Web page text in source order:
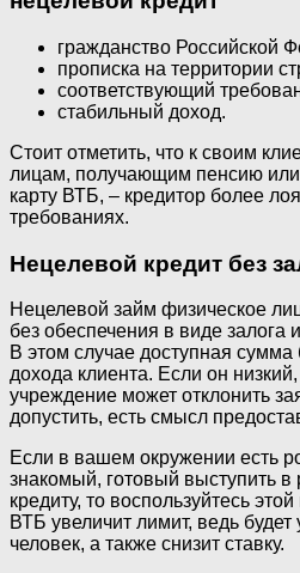
гражданство Российской
прописка на территории
соответствующий
стабильный доход.
Стоит отметить, что к своим
лицам, получающим пенсию или
карту ВТБ, – кредитор более
требованиях.
Нецелевой кредит без
Нецелевой займ физическое
без обеспечения в виде залога
В этом случае доступная сумма
дохода клиента. Если он
учреждение может отклонить
допустить, есть смысл
Если в вашем окружении есть
знакомый, готовый выступить в
кредиту, то воспользуйтесь
ВТБ увеличит лимит, ведь
человек, а также снизит ставку.